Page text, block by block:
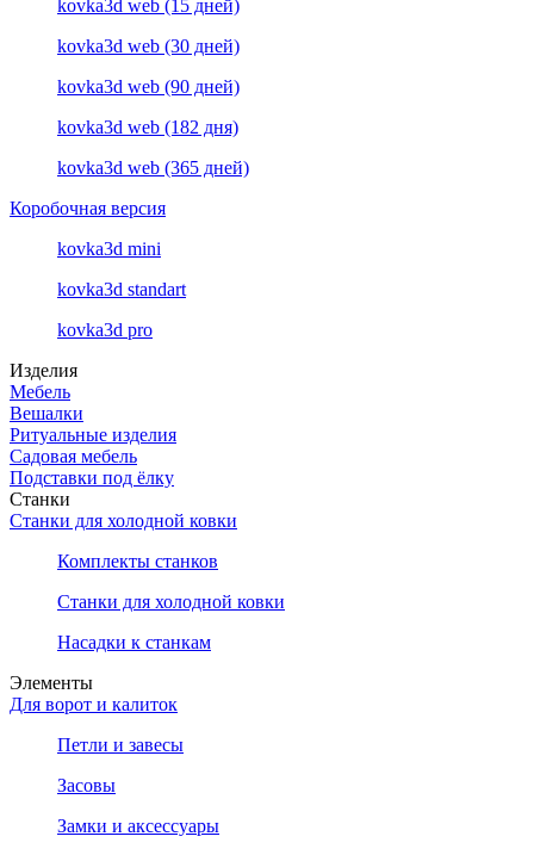
kovka3d web (15 дней)
kovka3d web (30 дней)
kovka3d web (90 дней)
kovka3d web (182 дня)
kovka3d web (365 дней)
Коробочная версия
kovka3d mini
kovka3d standart
kovka3d pro
Изделия
Мебель
Вешалки
Ритуальные изделия
Садовая мебель
Подставки под ёлку
Станки
Станки для холодной ковки
Комплекты станков
Станки для холодной ковки
Насадки к станкам
Элементы
Для ворот и калиток
Петли и завесы
Засовы
Замки и аксессуары